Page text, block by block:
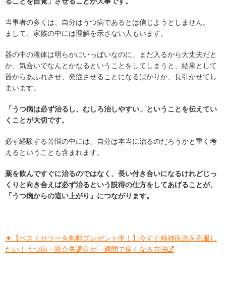
当事者の多くは、自分はうつ病であるとは信じようとしません。
まして、家族の中には理解を示さない人もいます。
器の中の液体は明らかにいっぱいなのに、まだ入るから大丈夫だと
か、気合いでなんとかなるということをしてしまうと、結果として
器からあふれさせ、発症させることになるばかりか、長引かせてし
まいます。
「うつ病は必ず治るし、むしろ治しやすい」ということを伝えてい
くことが大切です。
必ず経験する苦悩の中には、自分は本当に治るのだろうかと重く考
えるということも含まれます。
薬を飲んですぐに治るのではなく、長い付き合いになるけれどじっ
くりと向き合えば必ず治るという説得の仕方をしてあげることが、
「うつ病からの這い上がり」につながります。
▼【ベストセラーを無料プレゼント中！】今すぐ精神疾患を克服し
たい！うつ病・統合失調症が一週間で良くなる方法